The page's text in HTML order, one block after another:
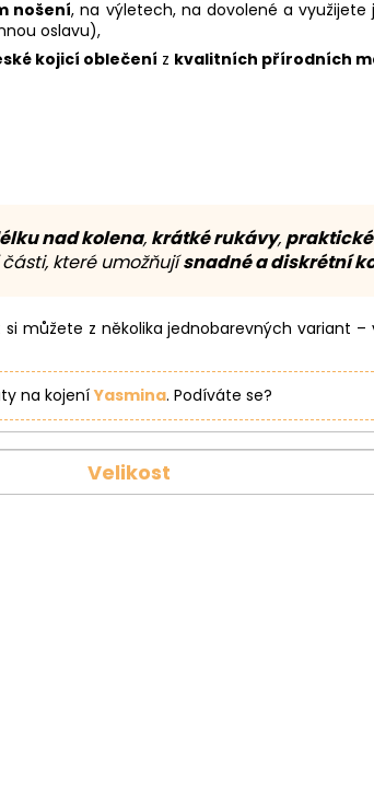
nošení, na výletech, na dovolené a
oslavu),
kojicí oblečení z kvalitních přírodních
nad kolena, krátké rukávy,
které umožňujísnadné a diskrétní
můžete z několika jednobarevných variant
na kojeníYasmina. Podíváte se?
Velikost